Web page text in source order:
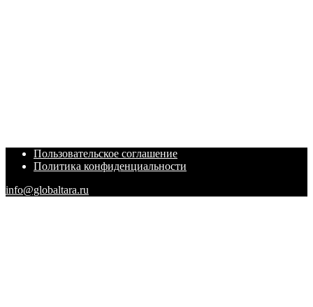
Пользовательское соглашение
Политика конфиденциальности
info@globaltara.ru